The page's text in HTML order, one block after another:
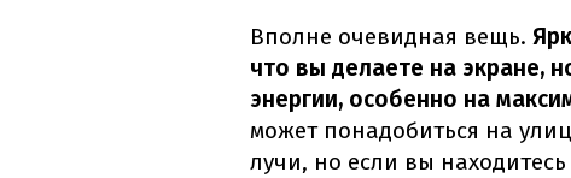
Вполне очевидная вещь.
что вы делаете на экране,
энергии, особенно на
может понадобиться на
лучи, но если вы